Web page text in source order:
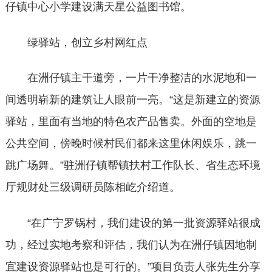
仔镇中心小学建设满天星公益图书馆。
绿驿站，创立乡村网红点
在洲仔镇主干道旁，一片干净整洁的水泥地和一
间透明崭新的建筑让人眼前一亮。“这是新建立的资源
驿站，里面有当地的特色农产品售卖。外面的空地是
公共空间，傍晚时候村民们都来这里休闲娱乐，跳一
跳广场舞。”驻洲仔镇帮镇扶村工作队长、省生态环境
厅规财处三级调研员陈相屹介绍道。
“在广宁罗锅村，我们建设的第一批资源驿站很成
功，经过实地考察和评估，我们认为在洲仔镇因地制
宜建设资源驿站也是可行的。”项目负责人张先生分享